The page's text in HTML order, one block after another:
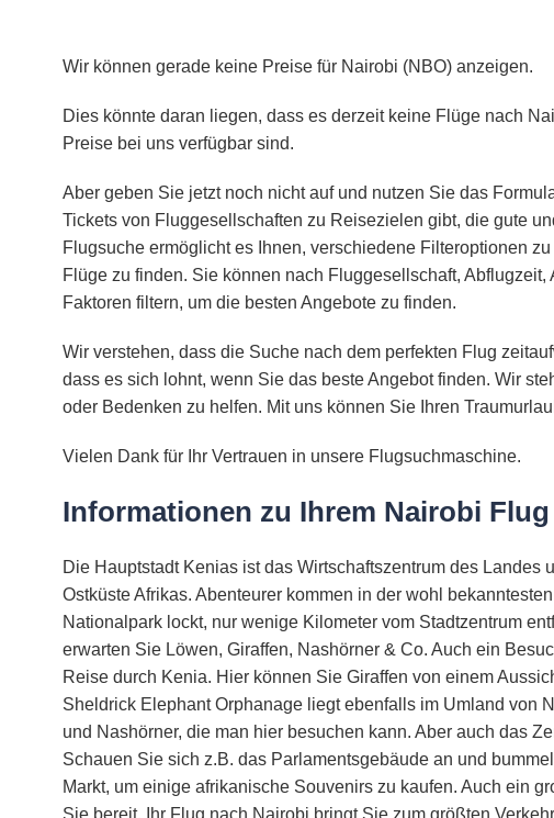
Wir können gerade keine Preise für Nairobi (NBO) anzeigen.
Dies könnte daran liegen, dass es derzeit keine Flüge nach
Preise bei uns verfügbar sind.
Aber geben Sie jetzt noch nicht auf und nutzen Sie das
Tickets von Fluggesellschaften zu Reisezielen gibt, die gute
Flugsuche ermöglicht es Ihnen, verschiedene Filteroptionen
Flüge zu finden. Sie können nach Fluggesellschaft,
Faktoren filtern, um die besten Angebote zu finden.
Wir verstehen, dass die Suche nach dem perfekten Flug
dass es sich lohnt, wenn Sie das beste Angebot finden. Wir
oder Bedenken zu helfen. Mit uns können Sie Ihren
Vielen Dank für Ihr Vertrauen in unsere Flugsuchmaschine.
Informationen zu Ihrem Nairobi Flug
Die Hauptstadt Kenias ist das Wirtschaftszentrum des Landes
Ostküste Afrikas. Abenteurer kommen in der wohl
Nationalpark lockt, nur wenige Kilometer vom Stadtzentrum
erwarten Sie Löwen, Giraffen, Nashörner & Co. Auch ein
Reise durch Kenia. Hier können Sie Giraffen von einem
Sheldrick Elephant Orphanage liegt ebenfalls im Umland von
und Nashörner, die man hier besuchen kann. Aber auch das
Schauen Sie sich z.B. das Parlamentsgebäude an und
Markt, um einige afrikanische Souvenirs zu kaufen. Auch ein